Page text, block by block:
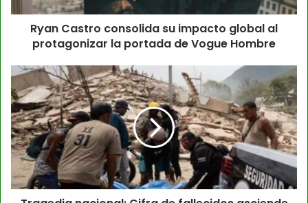
Ryan Castro consolida su impacto global al
protagonizar la portada de Vogue Hombre